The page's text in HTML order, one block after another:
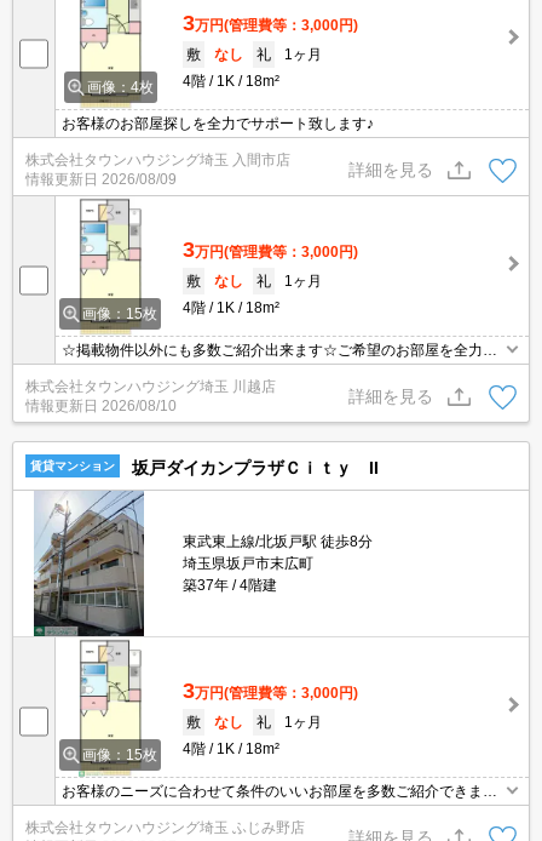
画像：4枚
3万円(管理費等：3,000円)
敷
なし 礼
1ヶ月
4階
1K 18m²
お客様のお部屋探しを全力でサポート致します♪
株式会社タウンハウジング埼玉 入間市店
情報更新日 2026/08/09
詳細を見る
画像：15枚
3万円(管理費等：3,000円)
敷
なし 礼
1ヶ月
4階
1K 18m²
☆掲載物件以外にも多数ご紹介出来ます☆ご希望のお部屋を全力で
お探しさせて頂きます♪
株式会社タウンハウジング埼玉 川越店
情報更新日 2026/08/10
詳細を見る
賃貸マンション 坂戸ダイカンプラザＣｉｔｙ II
東武東上線/北坂戸駅 徒歩8分
埼玉県坂戸市末広町
築37年
4階建
画像：15枚
3万円(管理費等：3,000円)
敷
なし 礼
1ヶ月
4階
1K 18m²
お客様のニーズに合わせて条件のいいお部屋を多数ご紹介できます♪
情報数No.1のタウンハウジングまで是非お問い合わせください！
株式会社タウンハウジング埼玉 ふじみ野店
詳細を見る